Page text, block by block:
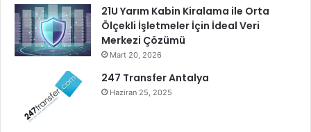
21U Yarım Kabin Kiralama ile Orta
Ölçekli İşletmeler İçin İdeal Veri
Merkezi Çözümü
Mart 20, 2026
247 Transfer Antalya
Haziran 25, 2025